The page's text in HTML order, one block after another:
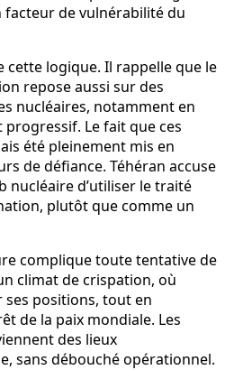
facteur de vulnérabilité du
cette logique. Il rappelle que le
repose aussi sur des
nucléaires, notamment en
Le fait que ces
été pleinement mis en
de défiance. Téhéran accuse
nucléaire d’utiliser le traité
plutôt que comme un
complique toute tentative de
climat de crispation, où
ses positions, tout en
de la paix mondiale. Les
des lieux
sans débouché opérationnel.